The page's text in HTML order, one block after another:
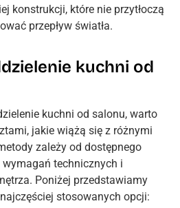
konstrukcji, które nie przytłoczą
przepływ światła.
kuchni od
kuchni od salonu, warto
jakie wiążą się z różnymi
zależy od dostępnego
technicznych i
Poniżej przedstawiamy
stosowanych opcji: